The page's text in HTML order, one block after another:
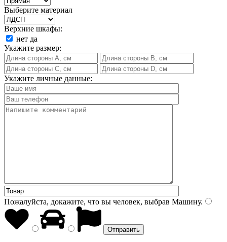
Выберите материал
Верхние шкафы:
нет да
Укажите размер:
Укажите личные данные:
Пожалуйста, докажите, что вы человек, выбрав Машину.